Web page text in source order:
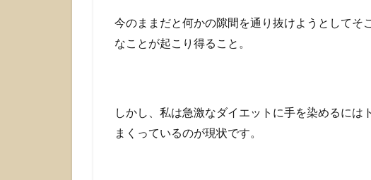
今のままだと何かの隙間を通り抜けようとしてそ
なことが起こり得ること。
しかし、私は急激なダイエットに手を染めるには
まくっているのが現状です。